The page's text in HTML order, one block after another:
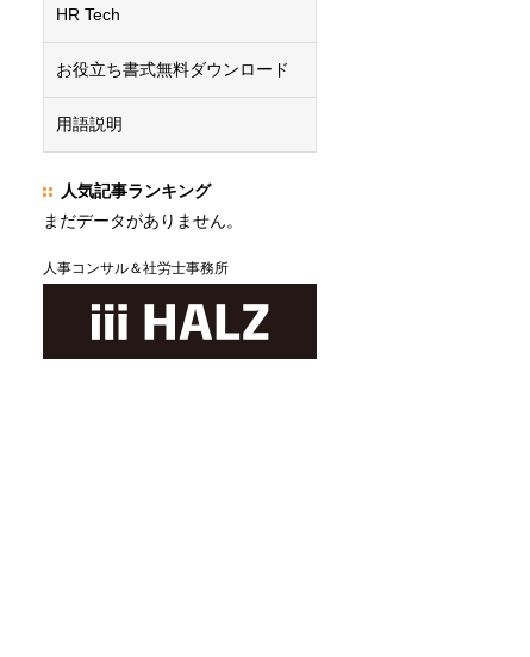
HR Tech
お役立ち書式無料ダウンロード
用語説明
人気記事ランキング
まだデータがありません。
人事コンサル＆社労士事務所